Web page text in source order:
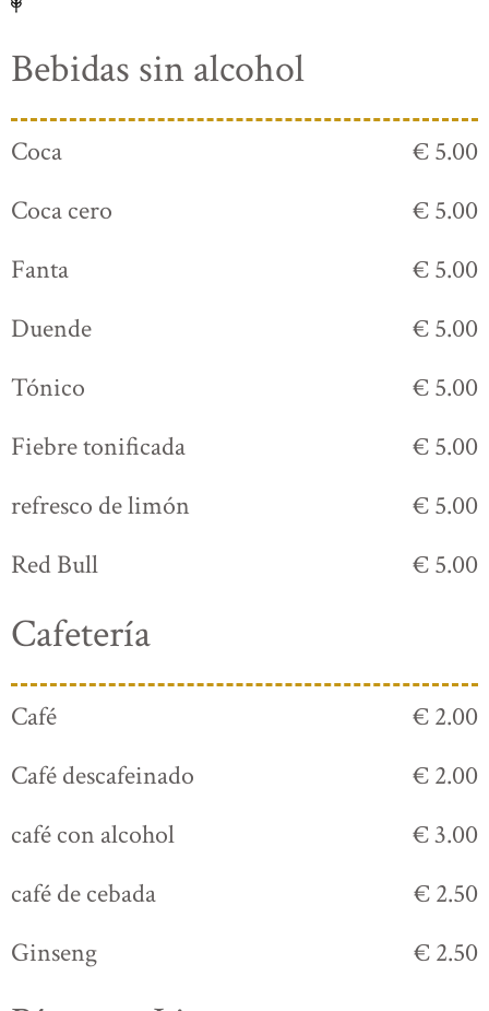
Bebidas sin alcohol
Coca
€ 5.00
Coca cero
€ 5.00
Fanta
€ 5.00
Duende
€ 5.00
Tónico
€ 5.00
Fiebre tonificada
€ 5.00
refresco de limón
€ 5.00
Red Bull
€ 5.00
Cafetería
Café
€ 2.00
Café descafeinado
€ 2.00
café con alcohol
€ 3.00
café de cebada
€ 2.50
Ginseng
€ 2.50